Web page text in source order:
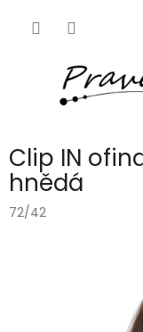
Clip IN
hnědá
72/42